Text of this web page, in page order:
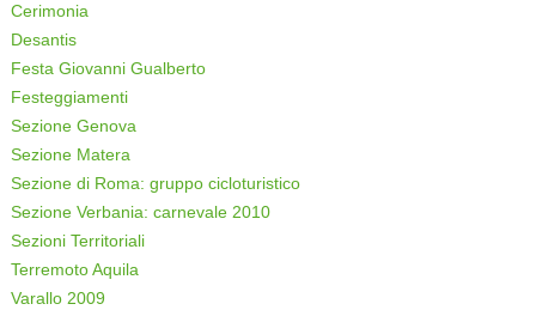
Cerimonia
Desantis
Festa Giovanni Gualberto
Festeggiamenti
Sezione Genova
Sezione Matera
Sezione di Roma: gruppo cicloturistico
Sezione Verbania: carnevale 2010
Sezioni Territoriali
Terremoto Aquila
Varallo 2009